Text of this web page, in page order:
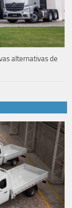
alternativas de